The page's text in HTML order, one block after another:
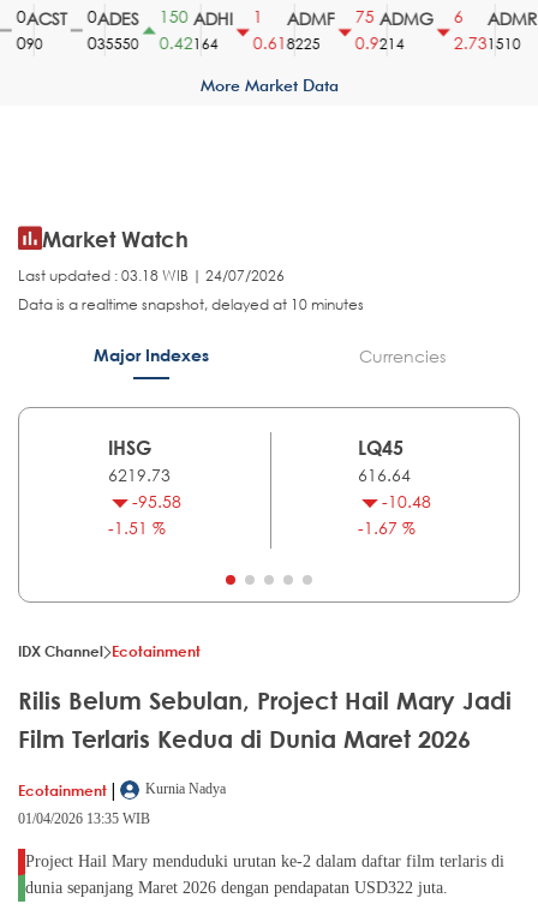
ACST
90
ADES
35550
150
0.42
ADHI
164
0.61
ADMF
8225
75
0.9
ADMG
214
2.73
ADMR
1510
More Market Data
Market Watch
Last updated : 03.18 WIB | 24/07/2026
Data is a realtime snapshot, delayed at 10 minutes
Major Indexes Currencies
IHSG
6219.73
-95.58
-1.51 %
LQ45
616.64
-10.48
-1.67 %
IDX Channel Ecotainment
Rilis Belum Sebulan, Project Hail Mary Jadi
Film Terlaris Kedua di Dunia Maret 2026
Ecotainment |
Kurnia Nadya
01/04/2026 13:35 WIB
Project Hail Mary menduduki urutan ke-2 dalam daftar film terlaris di
dunia sepanjang Maret 2026 dengan pendapatan USD322 juta.